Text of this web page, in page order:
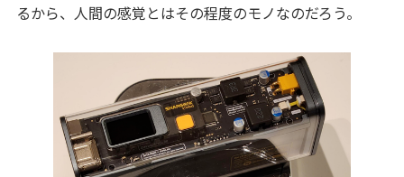
るから、人間の感覚とはその程度のモノなのだろう。